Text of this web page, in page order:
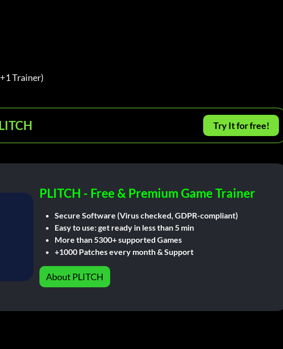
Trainer)
Try It for free!
PLITCH - Free & Premium Game Trainer
Secure Software (Virus checked, GDPR-compliant)
Easy to use: get ready in less than 5 min
More than 5300+ supported Games
+1000 Patches every month & Support
About PLITCH